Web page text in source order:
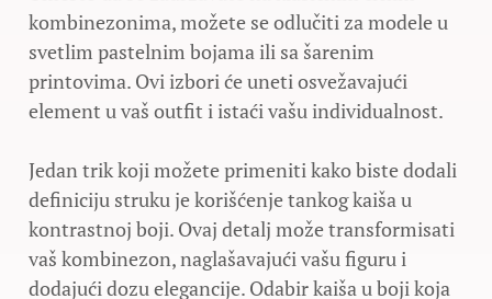
kombinezonima, možete se odlučiti za modele u
svetlim pastelnim bojama ili sa šarenim
printovima. Ovi izbori će uneti osvežavajući
element u vaš outfit i istaći vašu individualnost.
Jedan trik koji možete primeniti kako biste dodali
definiciju struku je korišćenje tankog kaiša u
kontrastnoj boji. Ovaj detalj može transformisati
vaš kombinezon, naglašavajući vašu figuru i
dodajući dozu elegancije. Odabir kaiša u boji koja